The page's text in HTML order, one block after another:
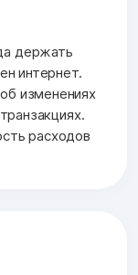
держать
интернет.
изменениях
расходов